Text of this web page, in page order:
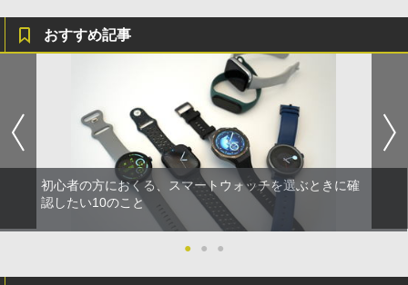
おすすめ記事
初心者の方におくる、スマートウォッチを選ぶときに確
認したい10のこと
● ● ●